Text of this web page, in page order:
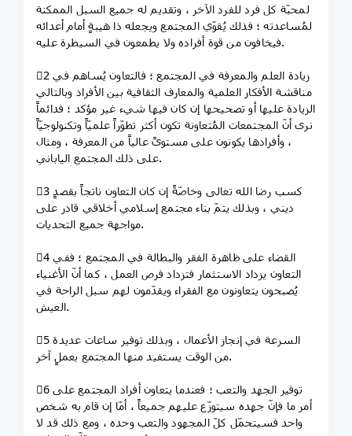
لمحبّة كل فرد للفرد الآخر ، وتقديم له جميع السبل الممكنة
لمُساعدته ؛ فذلك يُقوّي المجتمع ويجعله ذا هيبةٍ أمام أعدائه
فيخافون من قوة أفراده ولا يطمعون في السيطرة عليه.
2⃣ زيادة العلم والمعرفة في المجتمع ؛ فالتعاون يُساهم في
مناقشة الأفكار العلمية والمعارف الثقافية بين الأفراد وبالتالي
الزيادة عليها أو تصحيحها إن كان فيها شيء غير مؤكد ؛ فدائماً
نرى أنّ المجتمعات المُتعاونة تكون أكثر تطوّراً علميّاً وتكنولوجيّاً
، وأفرادها يكونون على مستوىً عالياً من المعرفة ، ومثال
على ذلك المجتمع الياباني.
3⃣ كسب رضا الله تعالى وخاصّةً إن كان التعاون ناتجاً بقصدٍ
ديني ، وبذلك يتمّ بناء مجتمع إسلامي أخلاقي قادر على
مواجهة جميع التحديات.
4⃣ القضاء على ظاهرة الفقر والبطالة في المجتمع ؛ ففي
التعاون يزداد الاستثمار فتزداد فرص العمل ، كما أنّ الأغنياء
يُصبحون يتعاونون مع الفقراء ويقدّمون لهم سبل الراحة في
العيش.
5⃣ السرعة في إنجاز الأعمال ، وبذلك توفير ساعات عديدة
من الوقت يستفيد منها المجتمع بعملٍ آخر.
6⃣ توفير الجهد والتعب ؛ فعندما يتعاون أفراد المجتمع على
أمر ما فإنّ جهده سيتوزّع عليهم جميعاً ، أمّا إن قام به شخص
واحد فسيتحمّل كلّ المجهود والتعب وحده ، ومع ذلك قد لا